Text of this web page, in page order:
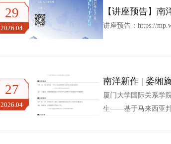
29
2026.04
【讲座预告】
问缅甸与中缅边
讲座预告：https://
27
2026.04
南洋新作 | 娄缃
西亚邦咯岛吉灵
厦门大学国际关系学
生——基于马来西亚邦